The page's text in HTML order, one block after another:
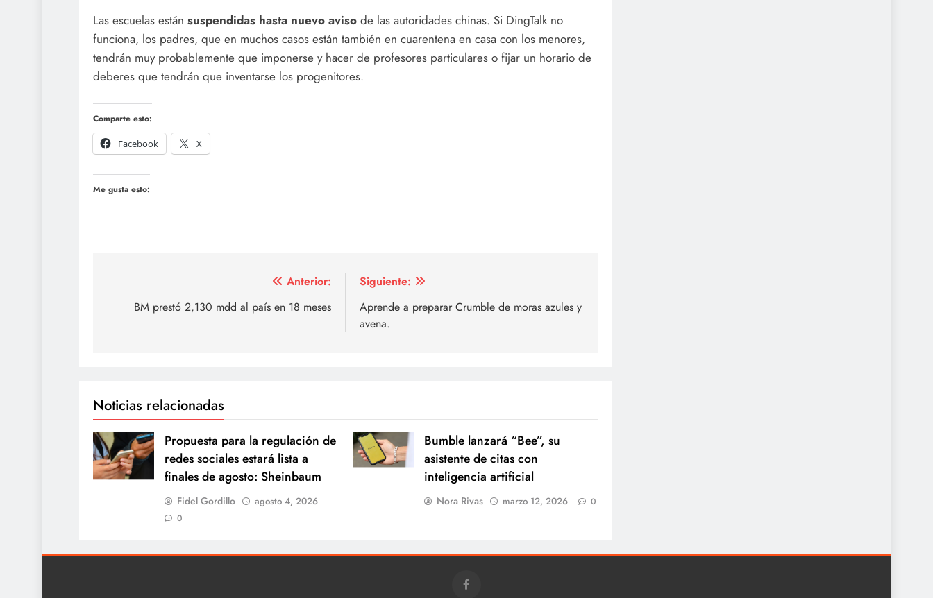
Las escuelas están suspendidas hasta nuevo aviso de las autoridades chinas. Si DingTalk no
funciona, los padres, que en muchos casos están también en cuarentena en casa con los menores,
tendrán muy probablemente que imponerse y hacer de profesores particulares o fijar un horario de
deberes que tendrán que inventarse los progenitores.
Comparte esto:
Facebook
X
Me gusta esto:
Anterior:
BM prestó 2,130 mdd al país en 18 meses
Siguiente:
Aprende a preparar Crumble de moras azules y
avena.
Noticias relacionadas
Propuesta para la regulación de
redes sociales estará lista a
finales de agosto: Sheinbaum
Fidel Gordillo agosto 4, 2026
0
Bumble lanzará “Bee”, su
asistente de citas con
inteligencia artificial
Nora Rivas marzo 12, 2026 0